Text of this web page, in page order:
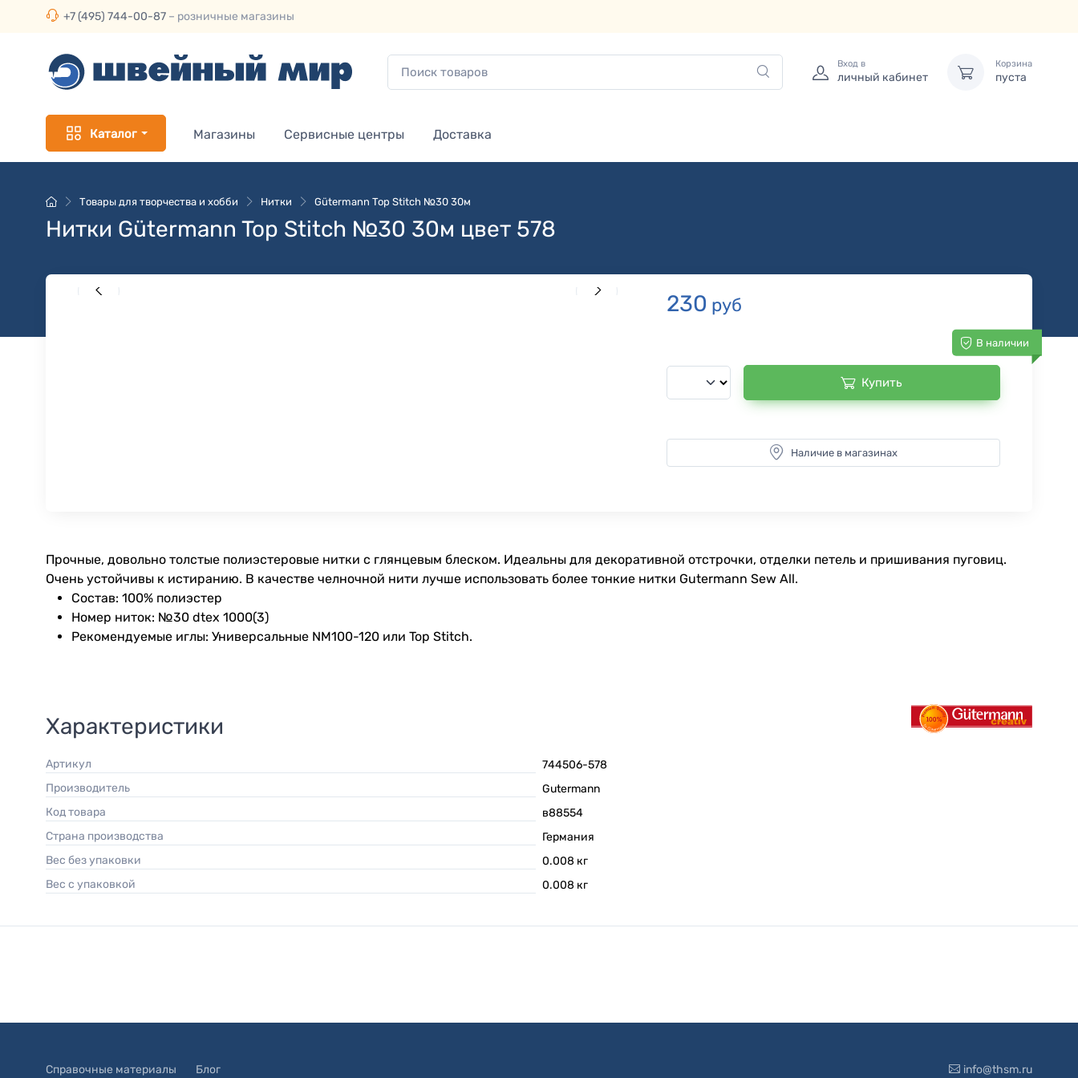
+7 (495) 744-00-87 – розничные магазины
Вход в
личный кабинет
Корзина
пуста
Каталог Магазины Сервисные центры Доставка
Товары для творчества и хобби Нитки Gütermann Top Stitch №30 30м
Нитки Gütermann Top Stitch №30 30м цвет 578
230 руб
В наличии
Купить
Наличие в магазинах
Прочные, довольно толстые полиэстеровые нитки с глянцевым блеском. Идеальны для декоративной отстрочки, отделки петель и пришивания пуговиц.
Очень устойчивы к истиранию. В качестве челночной нити лучше использовать более тонкие нитки Gutermann Sew All.
Состав: 100% полиэстер
Номер ниток: №30 dtex 1000(3)
Рекомендуемые иглы: Универсальные NM100-120 или Top Stitch.
Характеристики
Артикул
744506-578
Производитель
Gutermann
Код товара
в88554
Страна производства
Германия
Вес без упаковки
0.008 кг
Вес с упаковкой
0.008 кг
Справочные материалы Блог info@thsm.ru